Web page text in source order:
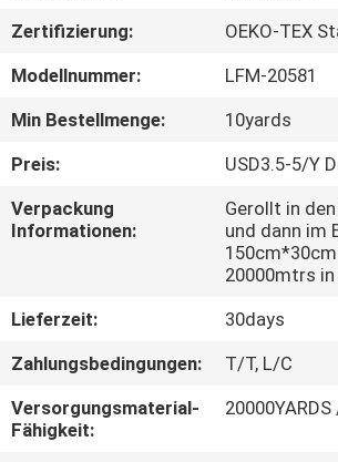
FABRIK
TOUR
KONTAKT
REFERENZEN
SITEMAP
Zertifizierung:
OEKO-TEX
Modellnummer:
LFM-20581
Min Bestellmenge:
10yards
Preis:
USD3.5-5/Y
Verpackung
Informationen:
Gerollt in
und dann im
20000mtrs
Lieferzeit:
30days
Zahlungsbedingungen:
T/T, L/C
Versorgungsmaterial-
Fähigkeit: